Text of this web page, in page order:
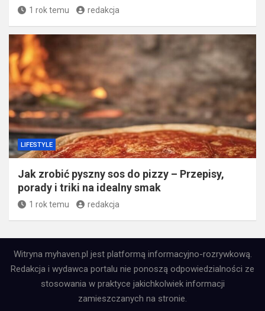
1 rok temu redakcja
LIFESTYLE
Jak zrobić pyszny sos do pizzy – Przepisy,
porady i triki na idealny smak
1 rok temu redakcja
Witryna myhaven.pl jest platformą informacyjno-rozrywkową.
Redakcja i wydawca portalu nie ponoszą odpowiedzialności ze
stosowania w praktyce jakichkolwiek informacji
zamieszczanych na stronie.